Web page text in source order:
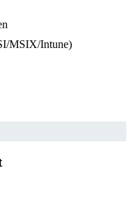
MSIX/Intune)